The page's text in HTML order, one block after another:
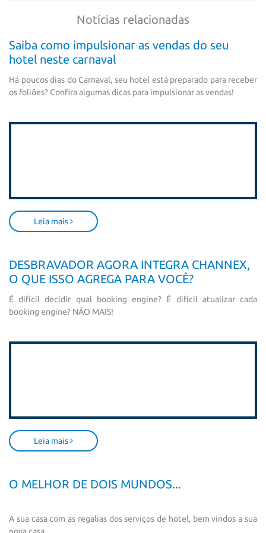
Notícias relacionadas
Saiba como impulsionar as vendas do seu
hotel neste carnaval
Há poucos dias do Carnaval, seu hotel está preparado para receber
os foliões? Confira algumas dicas para impulsionar as vendas!
Leia mais
DESBRAVADOR AGORA INTEGRA CHANNEX,
O QUE ISSO AGREGA PARA VOCÊ?
É difícil decidir qual booking engine? É difícil atualizar cada
booking engine? NÃO MAIS!
Leia mais
O MELHOR DE DOIS MUNDOS...
A sua casa com as regalias dos serviços de hotel, bem vindos a sua